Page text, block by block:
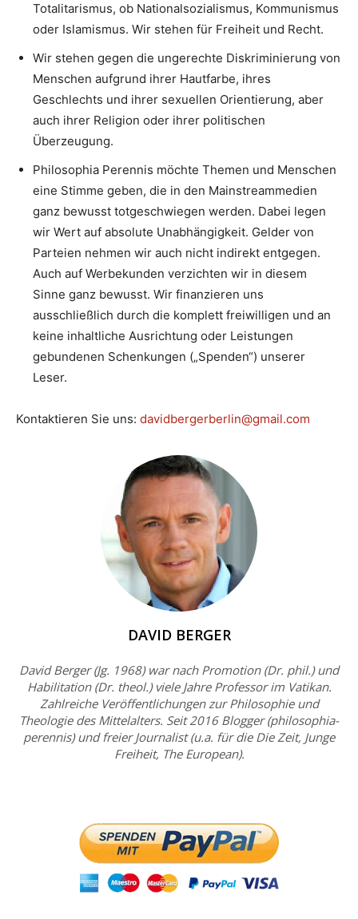
Totalitarismus, ob Nationalsozialismus, Kommunismus
oder Islamismus. Wir stehen für Freiheit und Recht.
Wir stehen gegen die ungerechte Diskriminierung von
Menschen aufgrund ihrer Hautfarbe, ihres
Geschlechts und ihrer sexuellen Orientierung, aber
auch ihrer Religion oder ihrer politischen
Überzeugung.
Philosophia Perennis möchte Themen und Menschen
eine Stimme geben, die in den Mainstreammedien
ganz bewusst totgeschwiegen werden. Dabei legen
wir Wert auf absolute Unabhängigkeit. Gelder von
Parteien nehmen wir auch nicht indirekt entgegen.
Auch auf Werbekunden verzichten wir in diesem
Sinne ganz bewusst. Wir finanzieren uns
ausschließlich durch die komplett freiwilligen und an
keine inhaltliche Ausrichtung oder Leistungen
gebundenen Schenkungen („Spenden“) unserer
Leser.
Kontaktieren Sie uns: davidbergerberlin@gmail.com
DAVID BERGER
David Berger (Jg. 1968) war nach Promotion (Dr. phil.) und
Habilitation (Dr. theol.) viele Jahre Professor im Vatikan.
Zahlreiche Veröffentlichungen zur Philosophie und
Theologie des Mittelalters. Seit 2016 Blogger (philosophia-
perennis) und freier Journalist (u.a. für die Die Zeit, Junge
Freiheit, The European).